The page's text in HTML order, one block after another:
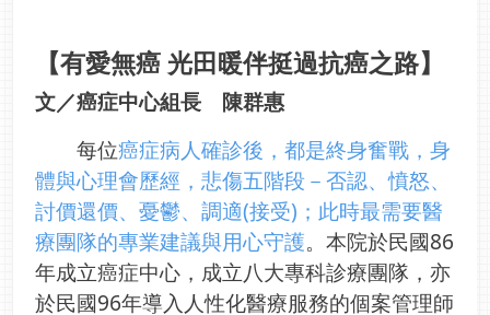
【有愛無癌 光田暖伴挺過抗癌之路】
文／癌症中心組長 陳群惠
每位癌症病人確診後，都是終身奮戰，身
體與心理會歷經，悲傷五階段－否認、憤怒、
討價還價、憂鬱、調適(接受)；此時最需要醫
療團隊的專業建議與用心守護。本院於民國86
年成立癌症中心，成立八大專科診療團隊，亦
於民國96年導入人性化醫療服務的個案管理師